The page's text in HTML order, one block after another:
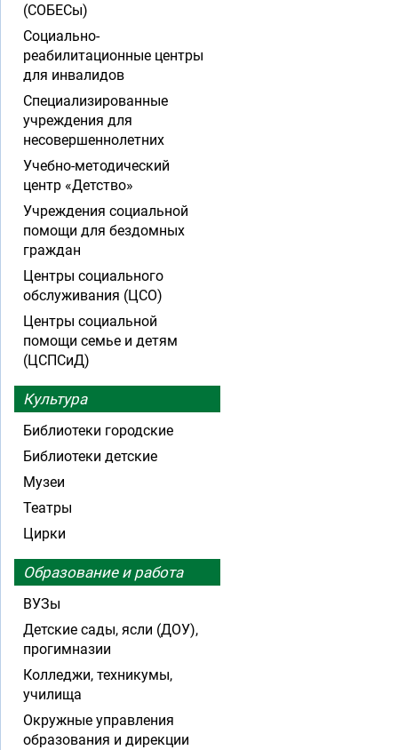
(СОБЕСы)
Социально-
реабилитационные центры
для инвалидов
Специализированные
учреждения для
несовершеннолетних
Учебно-методический
центр «Детство»
Учреждения социальной
помощи для бездомных
граждан
Центры социального
обслуживания (ЦСО)
Центры социальной
помощи семье и детям
(ЦСПСиД)
Культура
Библиотеки городские
Библиотеки детские
Музеи
Театры
Цирки
Образование и работа
ВУЗы
Детские сады, ясли (ДОУ),
прогимназии
Колледжи, техникумы,
училища
Окружные управления
образования и дирекции